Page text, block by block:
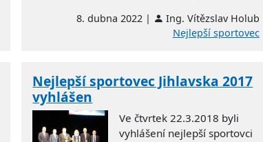
8. dubna 2022 |
Ing. Vítězslav Holub
Nejlepší sportovec
Nejlepší sportovec Jihlavska 2017
vyhlášen
Ve čtvrtek 22.3.2018 byli
vyhlášení nejlepší sportovci